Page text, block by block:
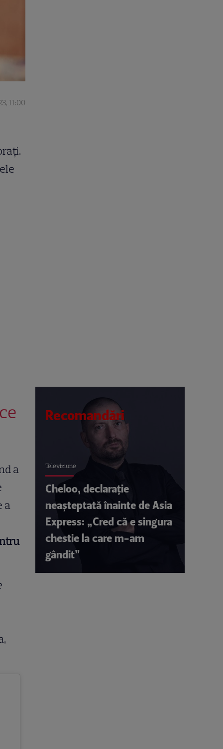
11:00
a
a
Recomandări
Televiziune
Cheloo, declarație
neașteptată înainte de Asia
Express: „Cred că e singura
chestie la care m-am
gândit”